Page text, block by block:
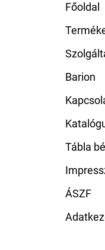
Főoldal
Barion
Tábla
ÁSZF